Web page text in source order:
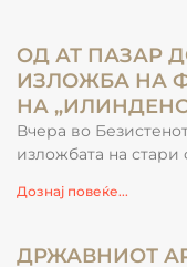
ОД АТ ПАЗАР
ИЗЛОЖБА НА
НА
Вчера во
изложбата на
Дознај повеќе...
ДРЖАВНИОТ